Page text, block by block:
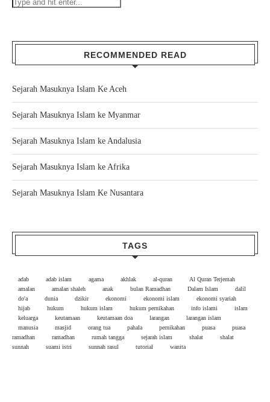
RECOMMENDED READ
Sejarah Masuknya Islam Ke Aceh
Sejarah Masuknya Islam ke Myanmar
Sejarah Masuknya Islam ke Andalusia
Sejarah Masuknya Islam ke Afrika
Sejarah Masuknya Islam Ke Nusantara
TAGS
adab adab islam agama akhlak al-quran
Al Quran Terjemah
amalan
amalan shaleh anak bulan Ramadhan Dalam Islam
dalil
do'a
dunia dzikir ekonomi ekonomi islam
ekonomi syariah
hijab
hukum hukum islam hukum pernikahan info islami
islam
keluarga
keutamaan keutamaan doa larangan
larangan islam
manusia
masjid orang tua pahala pernikahan puasa
puasa
ramadhan
ramadhan rumah tangga sejarah islam shalat
shalat
sunnah
suami istri sunnah rasul tutorial wanita